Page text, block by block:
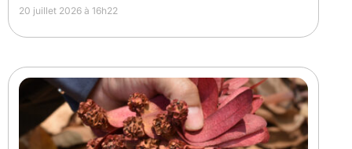
20 juillet 2026 à 16h22